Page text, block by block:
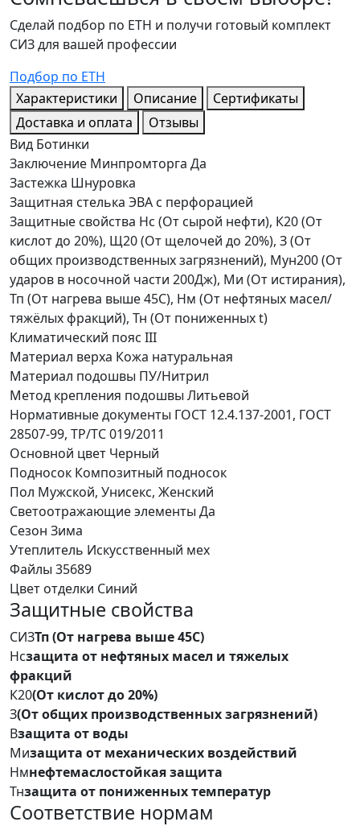
Сделай подбор по ЕТН и получи готовый комплект
СИЗ для вашей профессии
Подбор по ЕТН
Характеристики
Описание
Сертификаты
Доставка и оплата
Отзывы
Вид Ботинки
Заключение Минпромторга Да
Застежка Шнуровка
Защитная стелька ЭВА с перфорацией
Защитные свойства Нс (От сырой нефти), К20 (От
кислот до 20%), Щ20 (От щелочей до 20%), З (От
общих производственных загрязнений), Мун200 (От
ударов в носочной части 200Дж), Ми (От истирания),
Тп (От нагрева выше 45С), Нм (От нефтяных масел/
тяжёлых фракций), Тн (От пониженных t)
Климатический пояс III
Материал верха Кожа натуральная
Материал подошвы ПУ/Нитрил
Метод крепления подошвы Литьевой
Нормативные документы ГОСТ 12.4.137-2001, ГОСТ
28507-99, ТР/ТС 019/2011
Основной цвет Черный
Подносок Композитный подносок
Пол Мужской, Унисекс, Женский
Светоотражающие элементы Да
Сезон Зима
Утеплитель Искусственный мех
Файлы 35689
Цвет отделки Синий
Защитные свойства
СИЗТп (От нагрева выше 45С)
Нсзащита от нефтяных масел и тяжелых
фракций
К20(От кислот до 20%)
З(От общих производственных загрязнений)
Взащита от воды
Мизащита от механических воздействий
Нмнефтемаслостойкая защита
Тнзащита от пониженных температур
Соответствие нормам